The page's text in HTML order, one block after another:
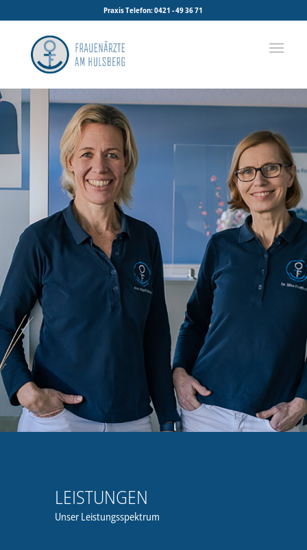
Praxis Telefon: 0421 - 49 36 71
LEISTUNGEN
Unser Leistungsspektrum